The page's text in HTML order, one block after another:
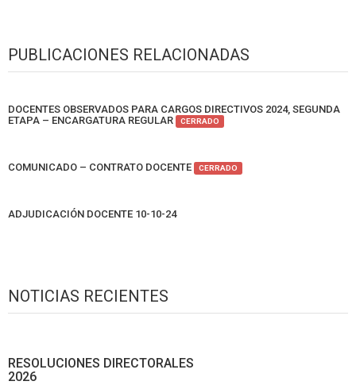
PUBLICACIONES RELACIONADAS
DOCENTES OBSERVADOS PARA CARGOS DIRECTIVOS 2024, SEGUNDA
ETAPA – ENCARGATURA REGULAR
CERRADO
COMUNICADO – CONTRATO DOCENTE CERRADO
ADJUDICACIÓN DOCENTE 10-10-24
NOTICIAS RECIENTES
RESOLUCIONES DIRECTORALES
2026